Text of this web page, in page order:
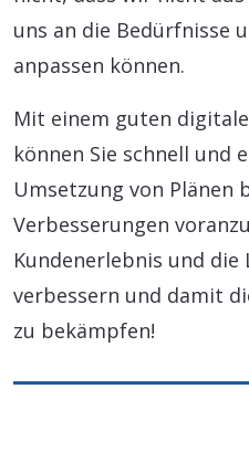
uns an die Bedürfnisse
anpassen können.
Mit einem guten
können Sie schnell und
Umsetzung von Plänen
Verbesserungen
Kundenerlebnis und
verbessern und damit
zu bekämpfen!